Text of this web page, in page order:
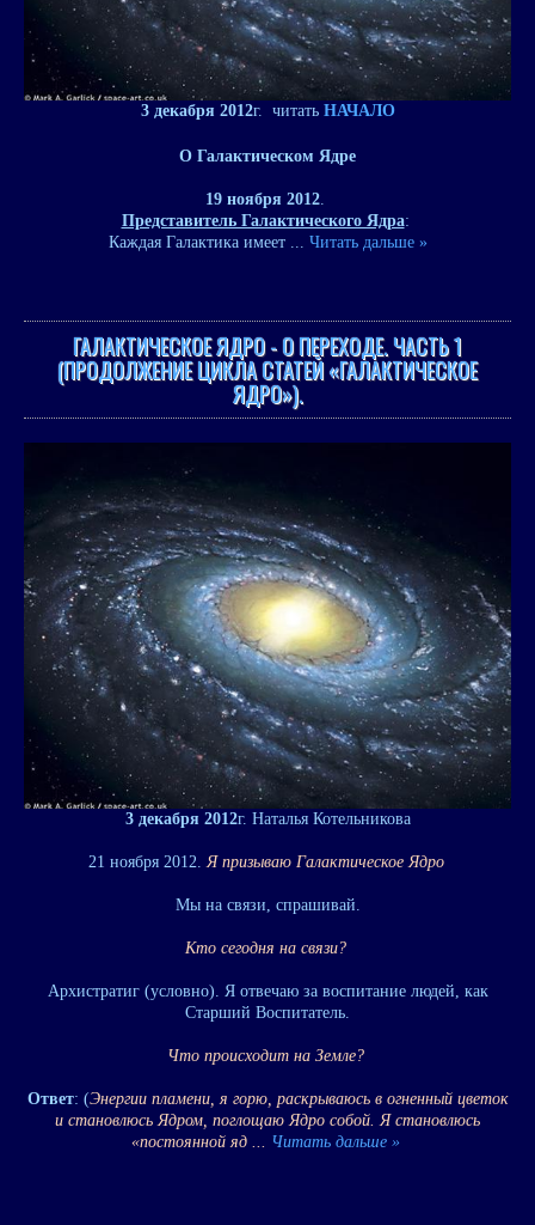
3 декабря 2012г. читать НАЧАЛО
О Галактическом Ядре
19 ноября 2012
Представитель Галактического Ядра:
Каждая Галактика имеет
Читать дальше »
ГАЛАКТИЧЕСКОЕ ЯДРО - О ПЕРЕХОДЕ. ЧАСТЬ 1
(ПРОДОЛЖЕНИЕ ЦИКЛА СТАТЕЙ «ГАЛАКТИЧЕСКОЕ
ЯДРО»).
3 декабря 2012г. Наталья Котельникова
21 ноября 2012. Я призываю Галактическое Ядро
Мы на связи, спрашивай.
Кто сегодня на связи?
Архистратиг (условно). Я отвечаю за воспитание людей, как
Старший Воспитатель.
Что происходит на Земле?
Ответ: (Энергии пламени, я горю, раскрываюсь в огненный цветок
и становлюсь Ядром, поглощаю Ядро собой. Я становлюсь
«постоянной яд
Читать дальше »